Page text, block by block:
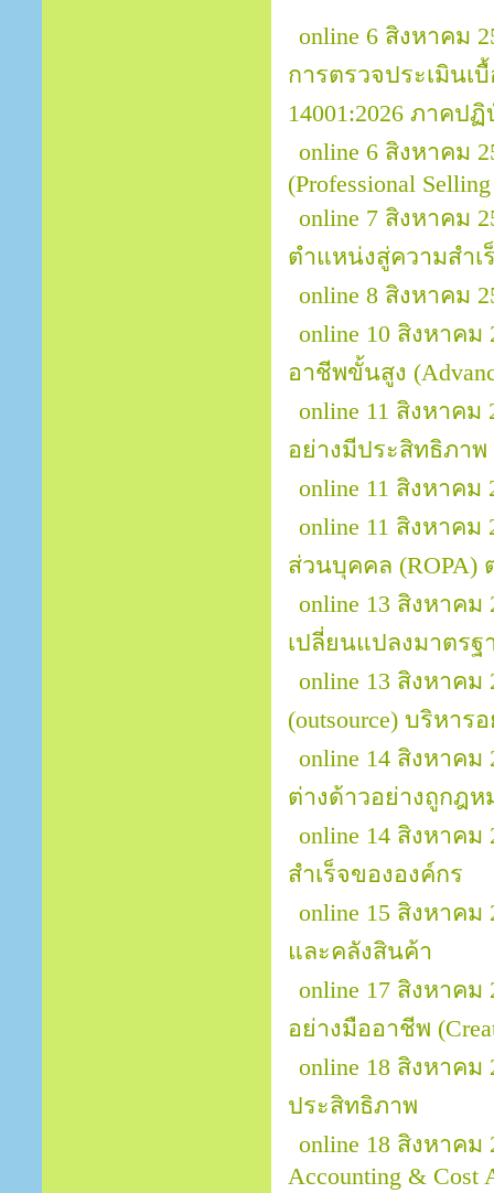
online 6 สิงหาคม
การตรวจประเมินเ
14001:2026 ภาคป
online 6 สิงหาคม
(Professional
online 7 สิงหาคม
ตำแหน่งสู่ความสำเร็
online 8 สิงหาคม
online 10 สิงหาค
อาชีพขั้นสูง
online 11 สิงหาค
อย่างมีประสิทธิภาพ
online 11 สิงหาค
online 11 สิงหาค
ส่วนบุคคล (ROPA)
online 13 สิงหาคม
เปลี่ยนแปลงมาตร
online 13 สิงหาค
(outsource) บริหาร
online 14 สิงหาค
ต่างด้าวอย่างถูกฎห
online 14 สิงหาค
สำเร็จขององค์กร
online 15 สิงหาค
และคลังสินค้า
online 17 สิงหาคม
อย่างมืออาชีพ
online 18 สิงหาค
ประสิทธิภาพ
online 18 สิงหาค
Accounting & Cost